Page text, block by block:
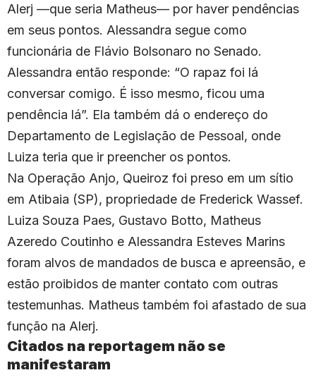
Alerj —que seria Matheus— por haver pendências
em seus pontos. Alessandra segue como
funcionária de Flávio Bolsonaro no Senado.
Alessandra então responde: “O rapaz foi lá
conversar comigo. É isso mesmo, ficou uma
pendência lá”. Ela também dá o endereço do
Departamento de Legislação de Pessoal, onde
Luiza teria que ir preencher os pontos.
Na Operação Anjo, Queiroz foi preso em um sítio
em Atibaia (SP), propriedade de Frederick Wassef.
Luiza Souza Paes, Gustavo Botto, Matheus
Azeredo Coutinho e Alessandra Esteves Marins
foram alvos de mandados de busca e apreensão, e
estão proibidos de manter contato com outras
testemunhas. Matheus também foi afastado de sua
função na Alerj.
Citados na reportagem não se
manifestaram